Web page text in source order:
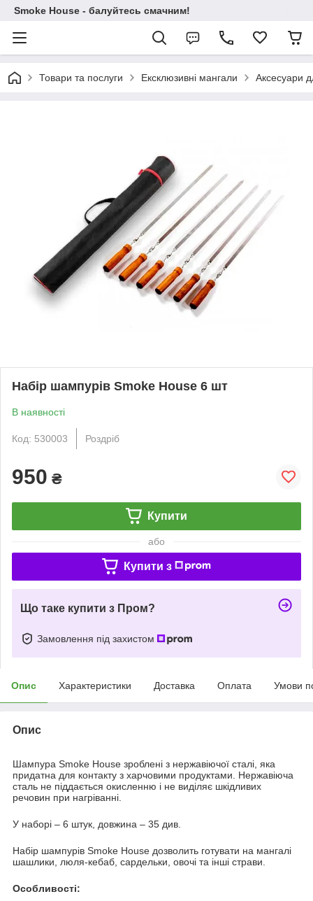
Smoke House - балуйтесь смачним!
Товари та послуги Ексклюзивні мангали Аксесуари
Набір шампурів Smoke House 6 шт
В наявності
Код: 530003 Роздріб
950 ₴
Купити
або
Купити з
Що таке купити з Пром?
Замовлення під захистом
Опис Характеристики Доставка Оплата Умови
Опис
Шампура Smoke House зроблені з нержавіючої сталі, яка
придатна для контакту з харчовими продуктами. Нержавіюча
сталь не піддається окисленню і не виділяє шкідливих
речовин при нагріванні.
У наборі – 6 штук, довжина – 35 див.
Набір шампурів Smoke House дозволить готувати на мангалі
шашлики, люля-кебаб, сардельки, овочі та інші страви.
Особливості: